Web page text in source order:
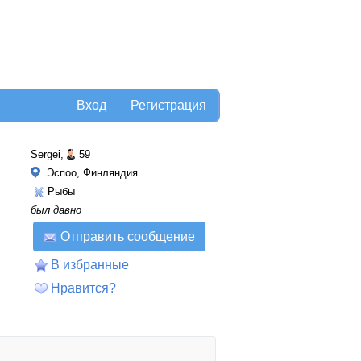
Регистрация
Вход
Sergei,
59
Эспоо, Финляндия
Рыбы
был давно
Отправить сообщение
В избранные
Нравится?